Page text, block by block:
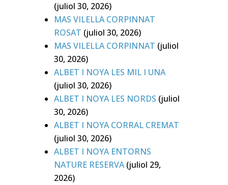
(juliol 30, 2026)
MAS VILELLA CORPINNAT
ROSAT (juliol 30, 2026)
MAS VILELLA CORPINNAT (juliol
30, 2026)
ALBET I NOYA LES MIL I UNA
(juliol 30, 2026)
ALBET I NOYA LES NORDS (juliol
30, 2026)
ALBET I NOYA CORRAL CREMAT
(juliol 30, 2026)
ALBET I NOYA ENTORNS
NATURE RESERVA (juliol 29,
2026)